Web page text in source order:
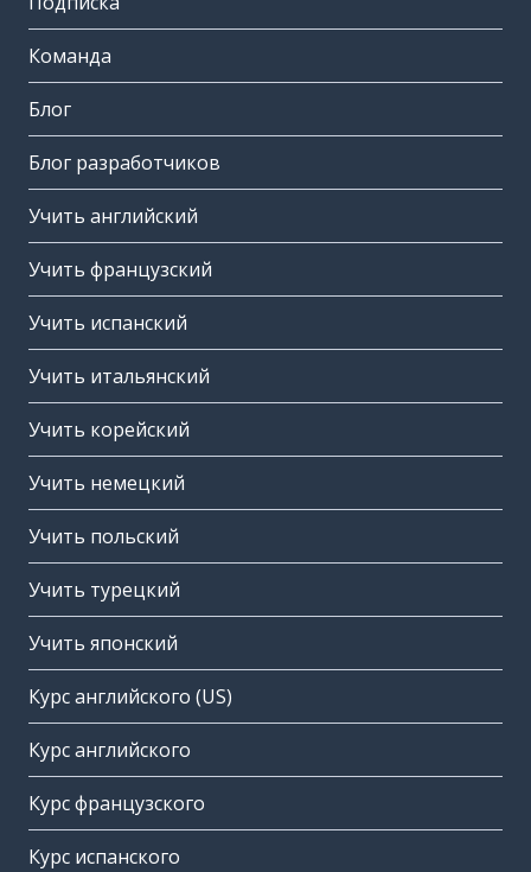
Команда
Блог
Блог разработчиков
Учить английский
Учить французский
Учить испанский
Учить итальянский
Учить корейский
Учить немецкий
Учить польский
Учить турецкий
Учить японский
Курс английского (US)
Курс английского
Курс французского
Курс испанского